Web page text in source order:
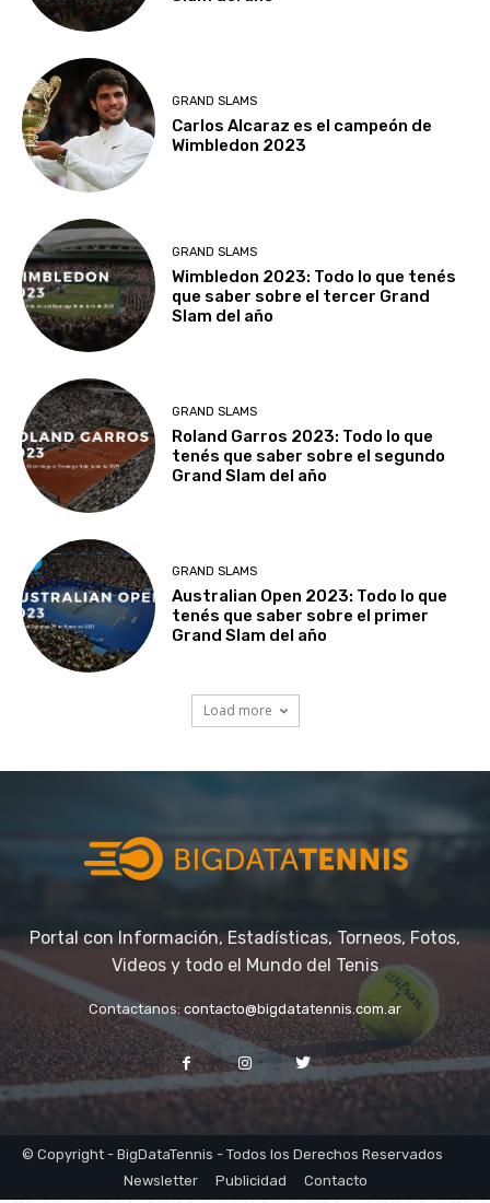
Portal con Información, Estadísticas, Torneos, Fotos,
Videos y todo el Mundo del Tenis
Contactanos: contacto@bigdatatennis.com.ar
© Copyright - BigDataTennis - Todos los Derechos Reservados
Newsletter
Publicidad Contacto